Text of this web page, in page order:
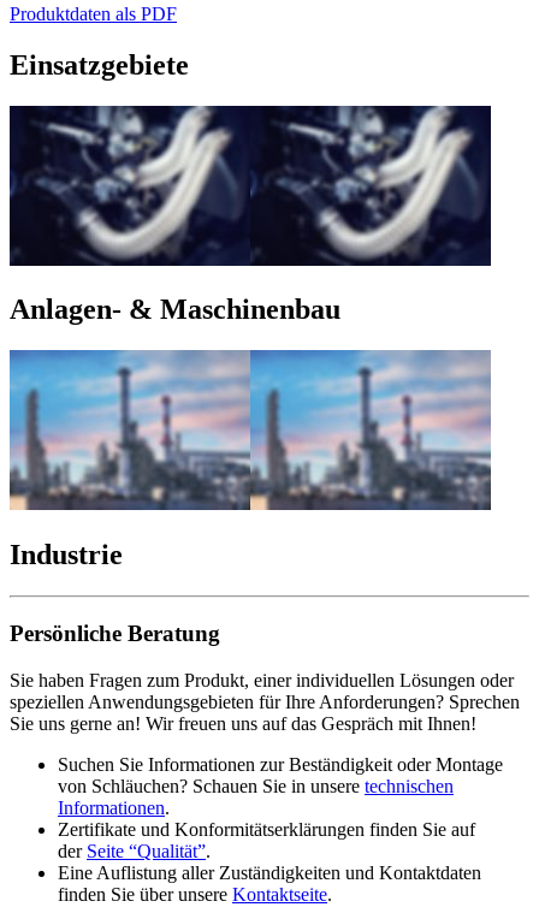
Produktdaten als PDF
Einsatzgebiete
Anlagen- & Maschinenbau
Industrie
Persönliche Beratung
Sie haben Fragen zum Produkt, einer individuellen Lösungen oder
speziellen Anwendungsgebieten für Ihre Anforderungen? Sprechen
Sie uns gerne an! Wir freuen uns auf das Gespräch mit Ihnen!
Suchen Sie Informationen zur Beständigkeit oder Montage
von Schläuchen? Schauen Sie in unsere technischen
Informationen.
Zertifikate und Konformitätserklärungen finden Sie auf
der Seite “Qualität”.
Eine Auflistung aller Zuständigkeiten und Kontaktdaten
finden Sie über unsere Kontaktseite.